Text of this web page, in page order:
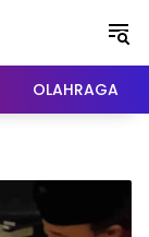
OLAHRAGA